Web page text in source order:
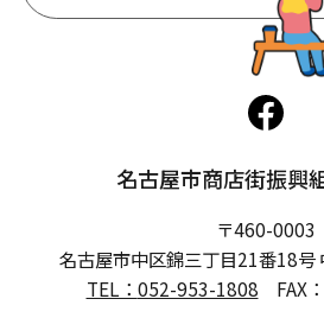
名古屋市商店街振興
〒460-0003
名古屋市中区錦三丁目21番18号
TEL： 052-953-1808 FAX